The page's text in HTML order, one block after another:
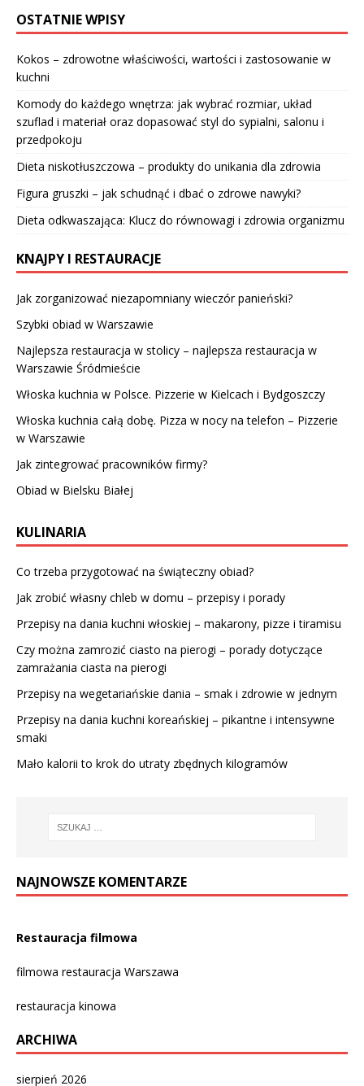
OSTATNIE WPISY
Kokos – zdrowotne właściwości, wartości i zastosowanie w
kuchni
Komody do każdego wnętrza: jak wybrać rozmiar, układ
szuflad i materiał oraz dopasować styl do sypialni, salonu i
przedpokoju
Dieta niskotłuszczowa – produkty do unikania dla zdrowia
Figura gruszki – jak schudnąć i dbać o zdrowe nawyki?
Dieta odkwaszająca: Klucz do równowagi i zdrowia organizmu
KNAJPY I RESTAURACJE
Jak zorganizować niezapomniany wieczór panieński?
Szybki obiad w Warszawie
Najlepsza restauracja w stolicy – najlepsza restauracja w
Warszawie Śródmieście
Włoska kuchnia w Polsce. Pizzerie w Kielcach i Bydgoszczy
Włoska kuchnia całą dobę. Pizza w nocy na telefon – Pizzerie
w Warszawie
Jak zintegrować pracowników firmy?
Obiad w Bielsku Białej
KULINARIA
Co trzeba przygotować na świąteczny obiad?
Jak zrobić własny chleb w domu – przepisy i porady
Przepisy na dania kuchni włoskiej – makarony, pizze i tiramisu
Czy można zamrozić ciasto na pierogi – porady dotyczące
zamrażania ciasta na pierogi
Przepisy na wegetariańskie dania – smak i zdrowie w jednym
Przepisy na dania kuchni koreańskiej – pikantne i intensywne
smaki
Mało kalorii to krok do utraty zbędnych kilogramów
NAJNOWSZE KOMENTARZE
Restauracja filmowa
filmowa restauracja Warszawa
restauracja kinowa
ARCHIWA
sierpień 2026